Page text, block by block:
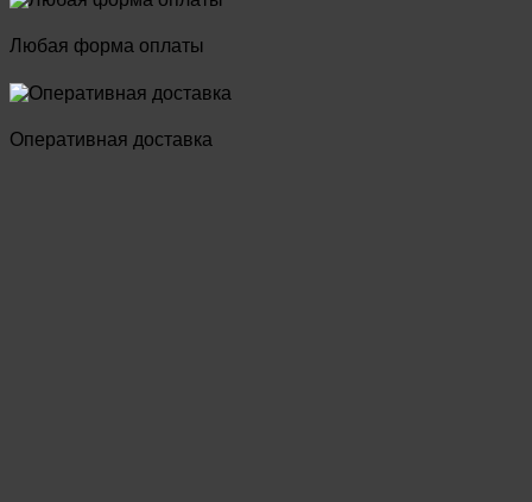
Любая форма оплаты
Оперативная доставка